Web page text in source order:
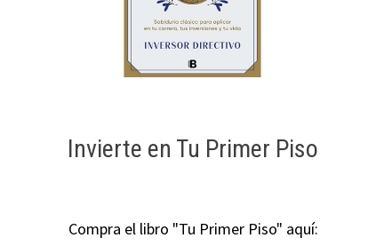
Invierte en Tu Primer Piso
Compra el libro "Tu Primer Piso" aquí: